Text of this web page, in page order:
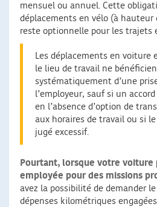
mensuel ou annuel. Cette
déplacements en vélo (à hauteur
reste optionnelle pour les trajets
Les déplacements en voiture
le lieu de travail ne
systématiquement d’une
l’employeur, sauf si un
en l’absence d’option de
aux horaires de travail ou si
jugé excessif.
Pourtant, lorsque votre voiture
employée pour des missions
avez la possibilité de demander
dépenses kilométriques